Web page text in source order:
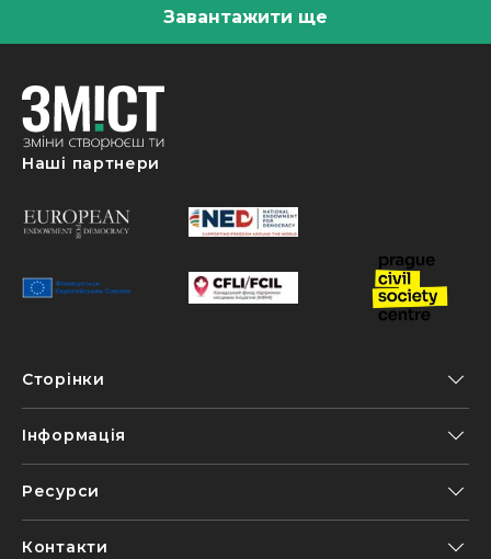
Завантажити ще
Наші партнери
Сторінки
Інформація
Ресурси
Контакти